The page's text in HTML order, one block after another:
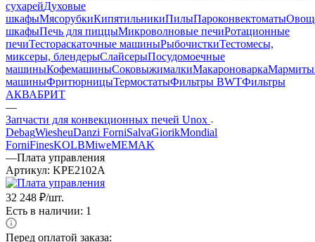
сухарейДуховые
шкафыМясорубкиКипятильникиПилыПароконвектоматы
шкафыПечь для пиццыМикроволновые печиРотационные
печиТестораскаточные машиныРыбочисткиТестомесы,
миксеры, блендерыСлайсерыПосудомоечные
машиныКофемашиныСоковыжималкиМакароноваркаМармиты
машиныФритюрницыТермостатыФильтры BWTФильтры
АКВАБРИТ
—
Запчасти для конвекционных печей Unox
DebagWiesheuDanzi ForniSalvaGiorikMondial
ForniFinesKOLBMiweMEMAK
—Плата управления
Артикул: KPE2102A
32 248 ₽/шт.
Есть в наличии: 1
Перед оплатой заказа: